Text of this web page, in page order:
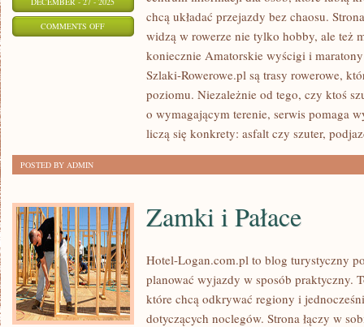
COMMENTS OFFON
chcą układać przejazdy bez chaosu.
widzą w rowerze nie tylko hobby, ale też
koniecznie Amatorskie wyścigi i
Szlaki-Rowerowe.pl są trasy rowerowe,
poziomu. Niezależnie od tego, czy ktoś
o wymagającym terenie, serwis pomaga
liczą się konkrety: asfalt czy szuter,
POSTED BY ADMIN
Zamki i Pałace
Hotel-Logan.com.pl to blog turystyczny
planować wyjazdy w sposób praktyczny.
które chcą odkrywać regiony i
dotyczących noclegów. Strona łączy w